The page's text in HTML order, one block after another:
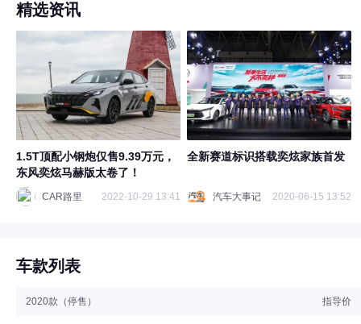
精选资讯
1.5T顶配小钢炮仅售9.39万元，
东风奕炫马赫版太卷了！
CAR路里 2022-10-29 13:41
全新赛道标识搭载奕炫家族首发
汽车大事记 2020-06-15 13:52
车款列表
2020款（停售） 指导价